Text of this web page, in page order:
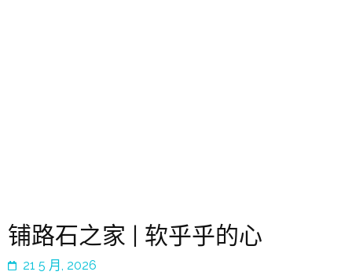
铺路石之家 | 软乎乎的心
21 5 月, 2026